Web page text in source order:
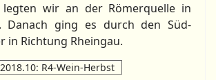
legten wir an der Römerquelle in
Danach ging es durch den Süd-
in Richtung Rheingau.
R4-Wein-Herbst